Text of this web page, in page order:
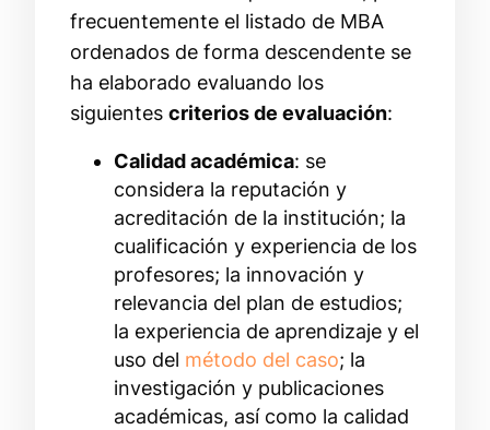
frecuentemente el listado de MBA
ordenados de forma descendente se
ha elaborado evaluando los
siguientes criterios de evaluación:
Calidad académica: se
considera la reputación y
acreditación de la institución; la
cualificación y experiencia de los
profesores; la innovación y
relevancia del plan de estudios;
la experiencia de aprendizaje y el
uso del método del caso; la
investigación y publicaciones
académicas, así como la calidad